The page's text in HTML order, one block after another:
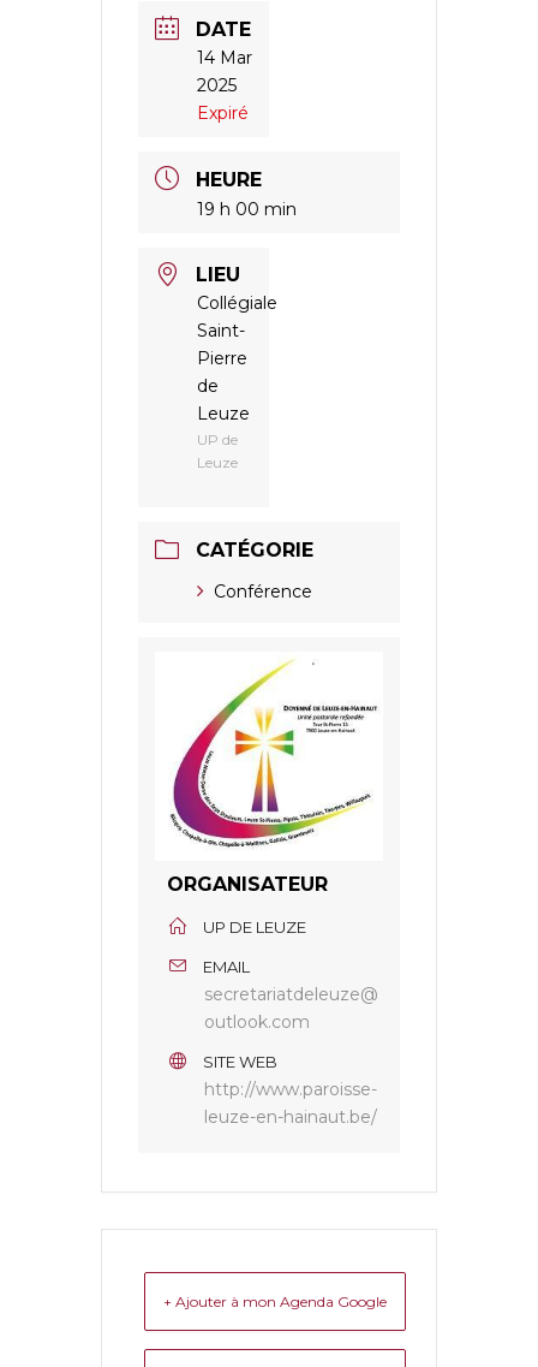
DATE
14 Mar
2025
Expiré
HEURE
19 h 00 min
LIEU
Collégiale
Saint-
Pierre
de
Leuze
UP de
Leuze
CATÉGORIE
Conférence
ORGANISATEUR
UP DE LEUZE
EMAIL
secretariatdeleuze@
outlook.com
SITE WEB
http://www.paroisse-
leuze-en-hainaut.be/
+ Ajouter à mon Agenda Google